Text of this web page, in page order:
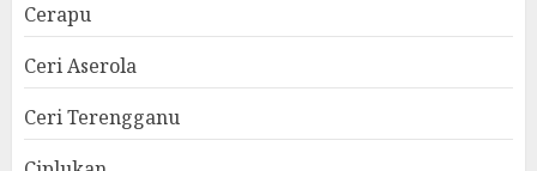
Cerapu
Ceri Aserola
Ceri Terengganu